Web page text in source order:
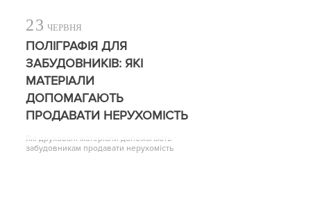
23 ЧЕРВНЯ
ПОЛІГРАФІЯ ДЛЯ
ЗАБУДОВНИКІВ: ЯКІ
МАТЕРІАЛИ
ДОПОМАГАЮТЬ
ПРОДАВАТИ НЕРУХОМІСТЬ
Які друковані матеріали допомагають
забудовникам продавати нерухомість